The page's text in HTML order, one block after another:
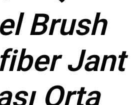
Brush
Jant